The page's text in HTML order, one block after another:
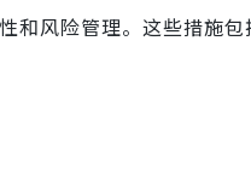
和风险管理。这些措施